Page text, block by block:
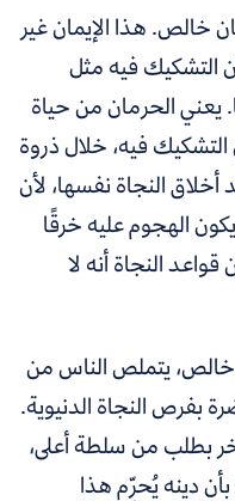
خالص. هذا الإيمان غير
التشكيك فيه مثل
الحرمان من حياة
التشكيك فيه، خلال ذروة
النجاة نفسها، لأن
الهجوم عليه خرقًا
النجاة أنه لا
خالص، يتملص الناس من
بفرص النجاة الدنيوية.
من سلطة أعلى،
دينه يُحرِّم هذا